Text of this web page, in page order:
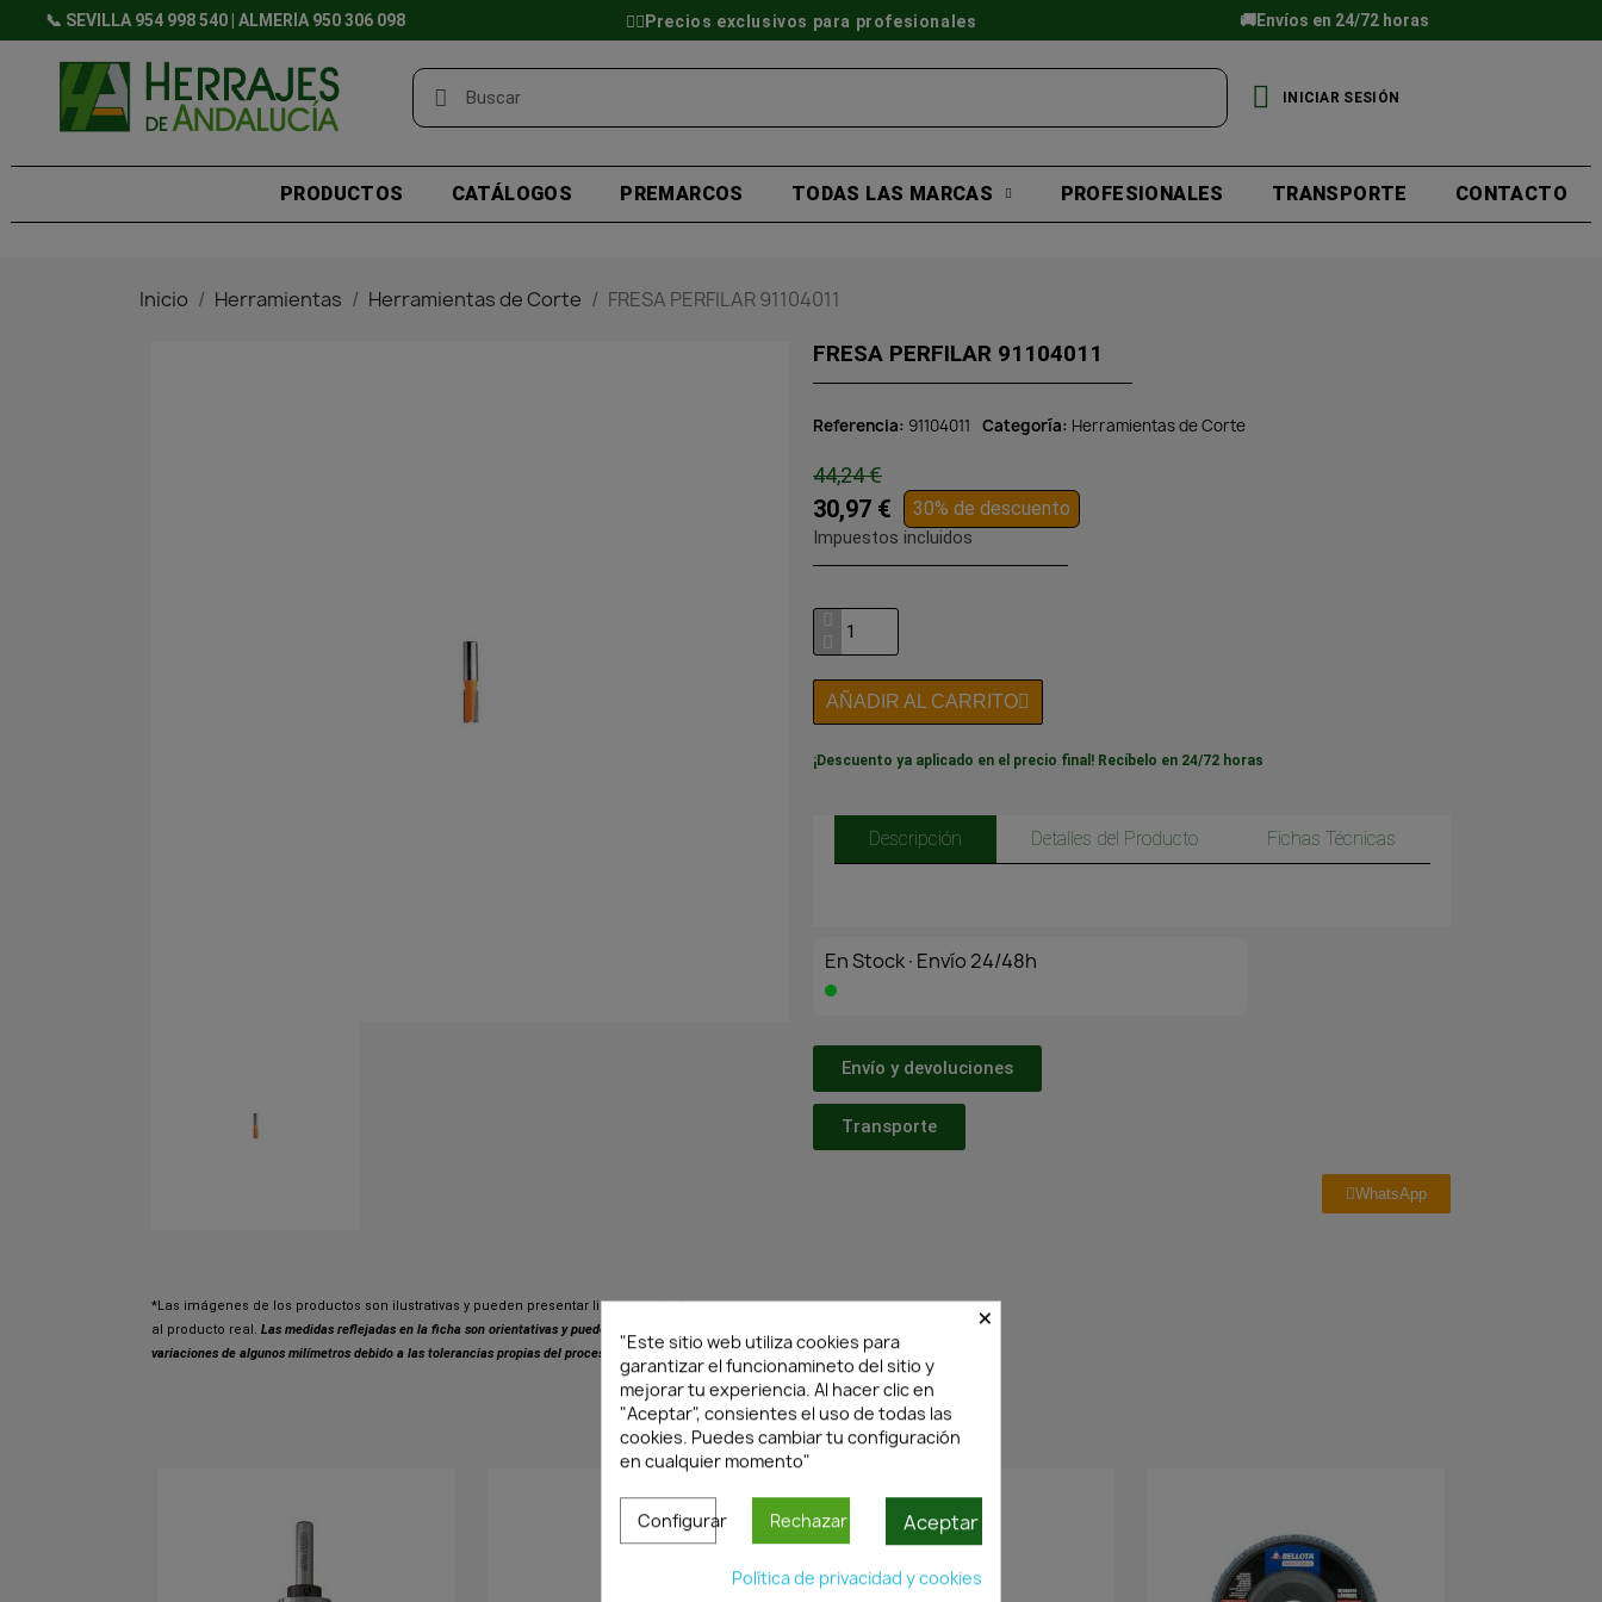
📞 SEVILLA 954 998 540 | ALMERÍA 950 306 098 👷‍♂️Precios exclusivos para profesionales 🚚Envíos en 24/72 horas
INICIAR SESIÓN
PRODUCTOS CATÁLOGOS PREMARCOS TODAS LAS MARCAS PROFESIONALES TRANSPORTE CONTACTO
Inicio Herramientas Herramientas de Corte FRESA PERFILAR 91104011
*Las imágenes de los productos son ilustrativas y pueden presentar ligeras variaciones respecto
al producto real. Las medidas reflejadas en la ficha son orientativas y pueden presentar pequeñas
variaciones de algunos milímetros debido a las tolerancias propias del proceso de fabricación.
FRESA PERFILAR 91104011
Referencia 91104011 Categoría Herramientas de Corte
44,24 €
30,97 € 30% de descuento
Impuestos incluidos
AÑADIR AL CARRITO
¡Descuento ya aplicado en el precio final! Recíbelo en 24/72 horas
Descripción Detalles del Producto Fichas Técnicas
En Stock·Envío 24/48h
Envío y devoluciones
Transporte
WhatsApp
PRODUCTOS SIMILARES
×
"Este sitio web utiliza cookies para
garantizar el funcionamineto del sitio y
mejorar tu experiencia. Al hacer clic en
"Aceptar", consientes el uso de todas las
cookies. Puedes cambiar tu configuración
en cualquier momento"
Configurar Rechazar Aceptar
Política de privacidad y cookies